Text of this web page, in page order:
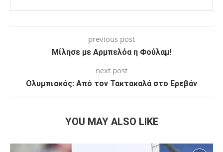
previous post
Μίλησε με Αρμπελόα η Φούλαμ!
next post
Ολυμπιακός: Από τον Τακτακαλά στο Ερεβάν
YOU MAY ALSO LIKE